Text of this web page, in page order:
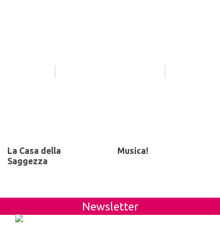
La Casa della
Saggezza
Musica!
Newsletter